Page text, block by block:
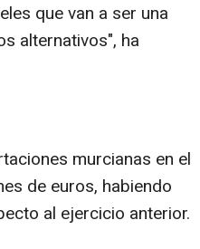
que van a ser una
alternativos", ha
murcianas en el
de euros, habiendo
al ejercicio anterior.